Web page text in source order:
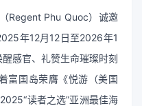
Regent Phu Quoc）诚邀
年12月12日至2026年1
感官、礼赞生命璀璨时刻
富国岛荣膺《悦游（美国
读者之选”亚洲最佳海